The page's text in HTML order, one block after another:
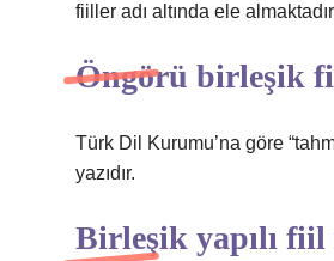
fiiller adı altında ele
Öngörü birleşik
Türk Dil Kurumu’na göre
yazıdır.
Birleşik yapılı fiil